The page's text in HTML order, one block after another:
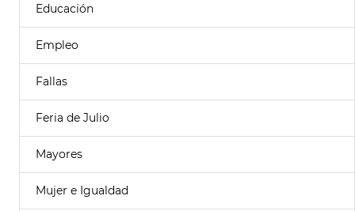
Educación
Empleo
Fallas
Feria de Julio
Mayores
Mujer e Igualdad